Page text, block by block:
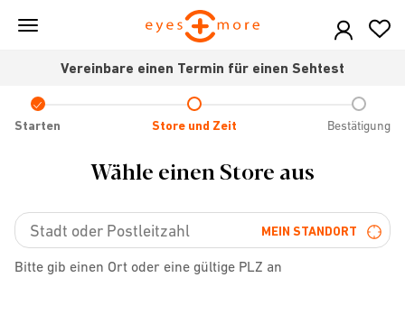
Skip
contentVereinbare einen Termin für einen Sehtest
Check
icon
Starten Store und Zeit Bestätigung
Wähle einen Store aus
MEIN STANDORT
Bitte gib einen Ort oder eine gültige PLZ an